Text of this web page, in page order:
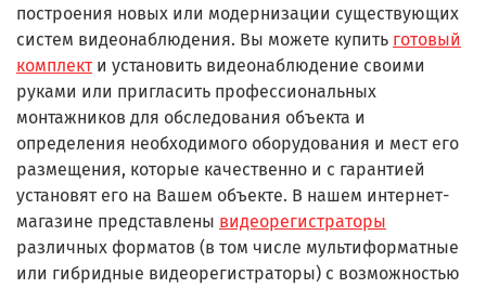
построения новых или модернизации существующих
систем видеонаблюдения. Вы можете купить готовый
комплекти установить видеонаблюдение своими
руками или пригласить профессиональных
монтажников для обследования объекта и
определения необходимого оборудования и мест его
размещения, которые качественно и с гарантией
установят его на Вашем объекте. В нашем интернет-
магазине представлены видеорегистраторы
различных форматов (в том числе мультиформатные
или гибридные видеорегистраторы) с возможностью